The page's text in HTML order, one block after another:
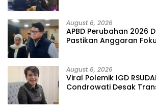
August 6, 2026
APBD Perubahan 2026
Pastikan Anggaran
August 6, 2026
Viral Polemik IGD
Condrowati Desak